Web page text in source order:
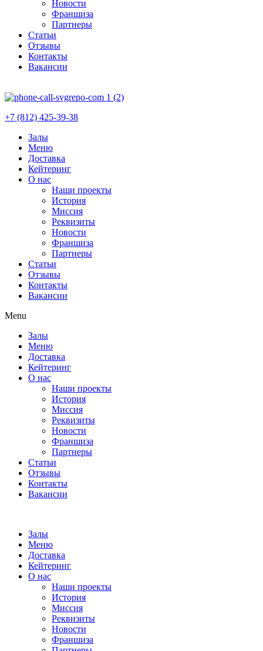
Новости
Франшиза
Партнеры
Статьи
Отзывы
Контакты
Вакансии
+7 (812) 425-39-38
Залы
Меню
Доставка
Кейтеринг
О нас
Наши проекты
История
Миссия
Реквизиты
Новости
Франшиза
Партнеры
Статьи
Отзывы
Контакты
Вакансии
Menu
Залы
Меню
Доставка
Кейтеринг
О нас
Наши проекты
История
Миссия
Реквизиты
Новости
Франшиза
Партнеры
Статьи
Отзывы
Контакты
Вакансии
Залы
Меню
Доставка
Кейтеринг
О нас
Наши проекты
История
Миссия
Реквизиты
Новости
Франшиза